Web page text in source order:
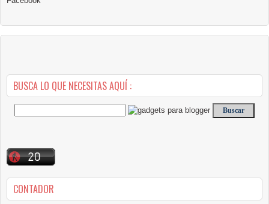
BUSCA LO QUE NECESITAS AQUÍ :
CONTADOR